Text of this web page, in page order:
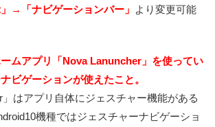
→「ナビゲーションバー」 より変更可能
ムアプリ「Nova Lanuncher」を使ってい
ビゲーションが使えたこと。
」はアプリ自体にジェスチャー機能がある
機種ではジェスチャーナビゲーショ